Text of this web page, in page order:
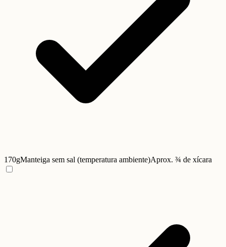
170gManteiga sem sal (temperatura ambiente)Aprox. ¾ de xícara